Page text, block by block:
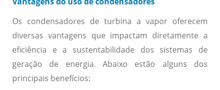
Os condensadores de turbina a vapor oferecem
diversas vantagens que impactam diretamente a
eficiência e a sustentabilidade dos sistemas de
geração de energia. Abaixo estão alguns dos
principais benefícios: